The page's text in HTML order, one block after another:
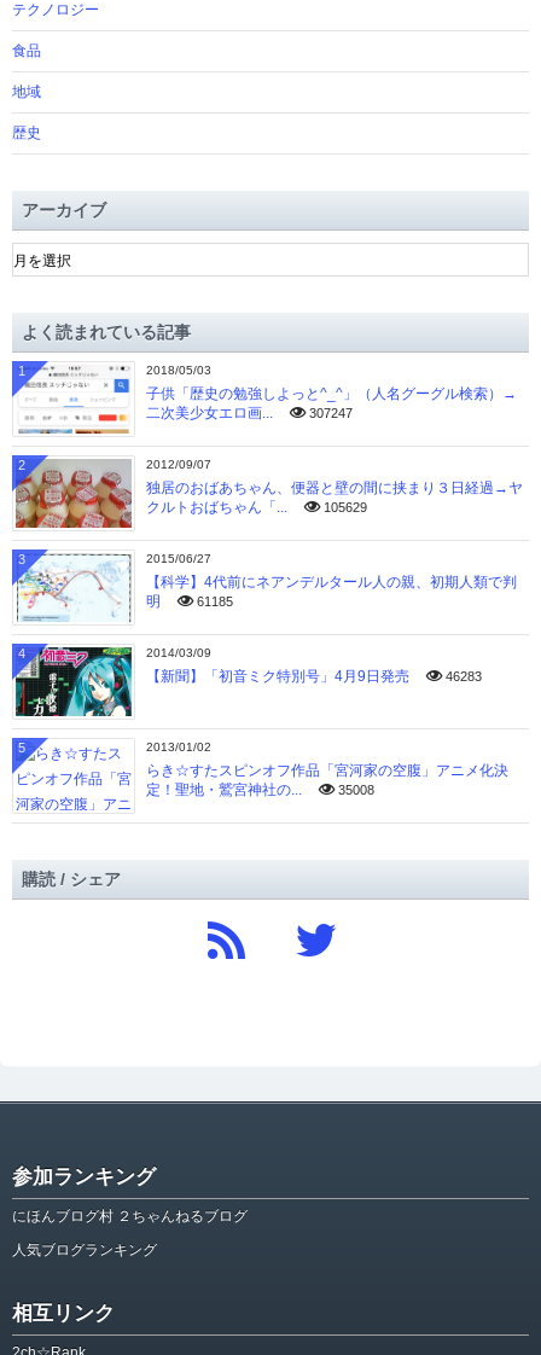
テクノロジー
食品
地域
歴史
アーカイブ
ア
ー
ブよく読まれている記事
2018/05/03
子供「歴史の勉強しよっと^_^」（人名グーグル検索）→
二次美少女エロ画...
307247
1
2012/09/07
独居のおばあちゃん、便器と壁の間に挟まり３日経過→ヤ
クルトおばちゃん「...
105629
2
2015/06/27
【科学】4代前にネアンデルタール人の親、初期人類で判
明
61185
3
2014/03/09
【新聞】「初音ミク特別号」4月9日発売 46283
4
2013/01/02
らき☆すたスピンオフ作品「宮河家の空腹」アニメ化決
定！聖地・鷲宮神社の...
35008
5
購読 / シェア
参加ランキング
にほんブログ村 ２ちゃんねるブログ
人気ブログランキング
相互リンク